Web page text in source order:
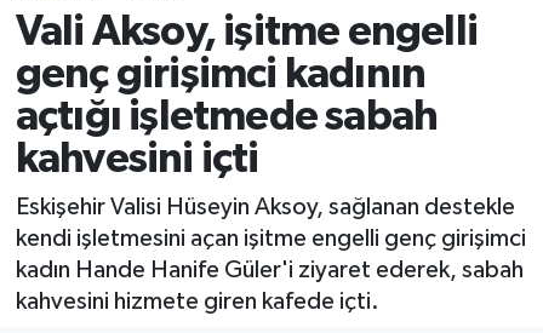
Vali Aksoy, işitme engelli
genç girişimci kadının
açtığı işletmede sabah
kahvesini içti
Eskişehir Valisi Hüseyin Aksoy, sağlanan destekle
kendi işletmesini açan işitme engelli genç girişimci
kadın Hande Hanife Güler'i ziyaret ederek, sabah
kahvesini hizmete giren kafede içti.
Eğitim
Ekonomi
Eskişehir
Eskişehirspor
Genel
Tüm Manşetler
Son Dakika Haberleri
Haber Arşivi